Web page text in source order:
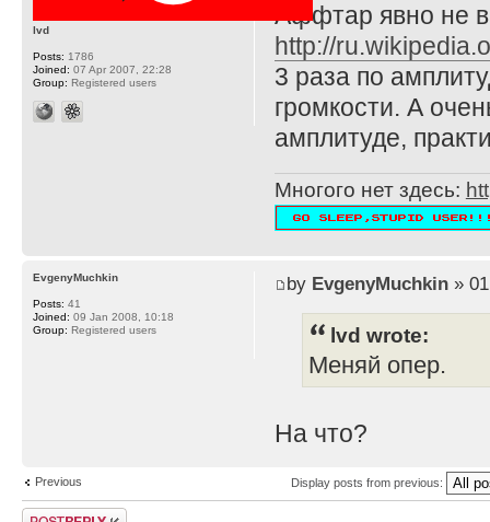
Аффтар явно не в
http://
3 раза по
громкости. А
амплитуде,
Многого нет здесь:
lvd
Posts: 1786
Joined: 07 Apr 2007, 22:28
Group: Registered users
by EvgenyMuchkin» 01
lvd wrote:
Меняй опер.
На что?
EvgenyMuchkin
Posts: 41
Joined: 09 Jan 2008, 10:18
Group: Registered users
Previous Display posts from previous:
Post a reply